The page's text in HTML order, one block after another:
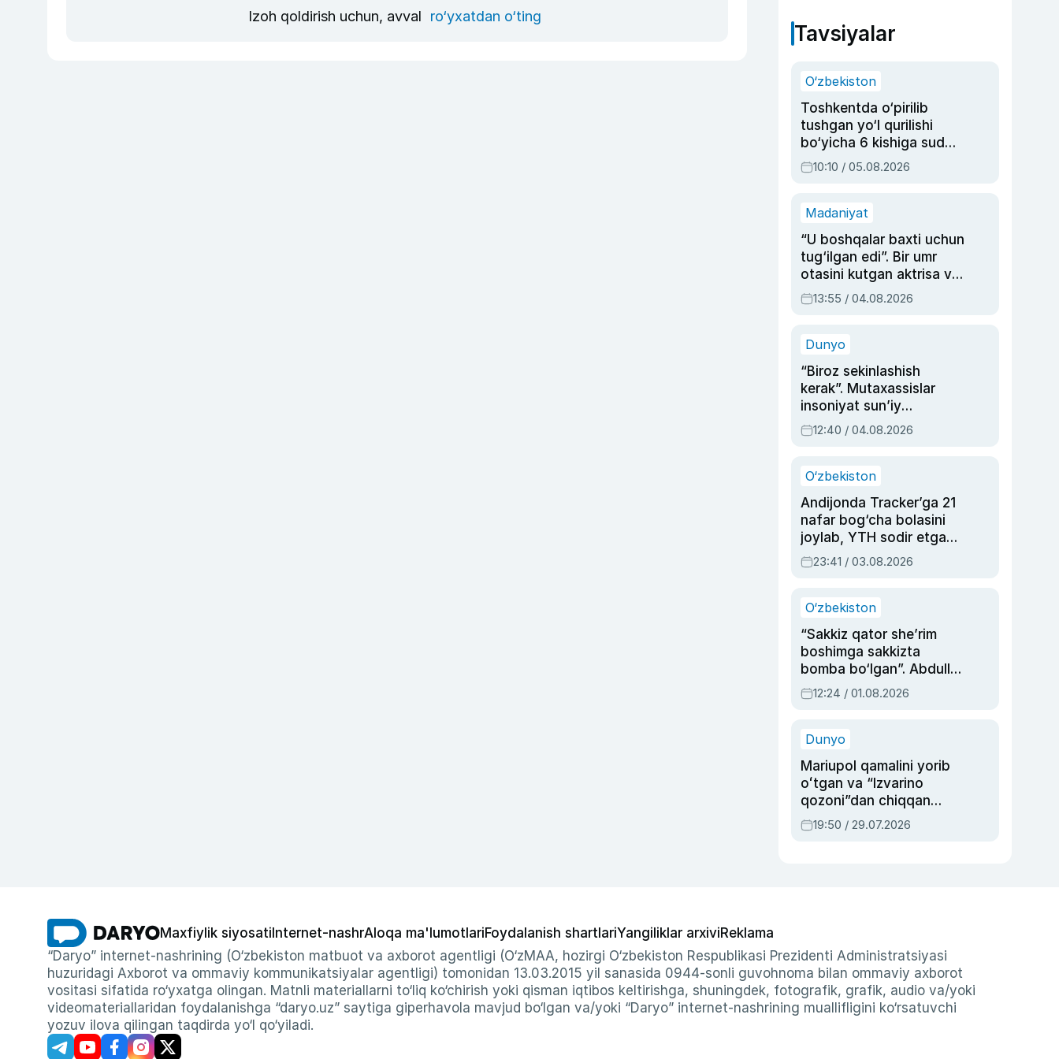
Izoh qoldirish uchun, avval ro‘yxatdan o‘ting
Tavsiyalar
O‘zbekiston
Toshkentda o‘pirilib
tushgan yo‘l qurilishi
bo‘yicha 6 kishiga sud
hukmi o‘qildi
10:10 / 05.08.2026
Madaniyat
“U boshqalar baxti uchun
tug‘ilgan edi”. Bir umr
otasini kutgan aktrisa va
dublyaj ustasi Rimma
Ahmedovaning
13:55 / 04.08.2026
Dunyo
“Biroz sekinlashish
kerak”. Mutaxassislar
insoniyat sun’iy
intellektni boshqara
olmay qolishidan xavotir
12:40 / 04.08.2026
O‘zbekiston
Andijonda Tracker’ga 21
nafar bog‘cha bolasini
joylab, YTH sodir etgan
ayolga sud hukmi o‘qildi
23:41 / 03.08.2026
O‘zbekiston
“Sakkiz qator she’rim
boshimga sakkizta
bomba bo‘lgan”. Abdulla
Oripovni siyosiy
ayblovlardan asrab
12:24 / 01.08.2026
Dunyo
Mariupol qamalini yorib
oʻtgan va “Izvarino
qozoni”dan chiqqan
qahramon — Ukraina
armiyasi bosh
19:50 / 29.07.2026
Maxfiylik siyosati Internet-nashrAloqa ma'lumotlariFoydalanish shartlariYangiliklar arxiviReklama
“Daryo” internet-nashrining (O‘zbekiston matbuot va axborot agentligi (O‘zMAA, hozirgi O‘zbekiston Respublikasi Prezidenti Administratsiyasi
huzuridagi Axborot va ommaviy kommunikatsiyalar agentligi) tomonidan 13.03.2015 yil sanasida 0944-sonli guvohnoma bilan ommaviy axborot
vositasi sifatida ro‘yxatga olingan. Matnli materiallarni to‘liq ko‘chirish yoki qisman iqtibos keltirishga, shuningdek, fotografik, grafik, audio va/yoki
videomateriallaridan foydalanishga “daryo.uz” saytiga giperhavola mavjud bo‘lgan va/yoki “Daryo” internet-nashrining muallifligini ko‘rsatuvchi
yozuv ilova qilingan taqdirda yo‘l qo‘yiladi.